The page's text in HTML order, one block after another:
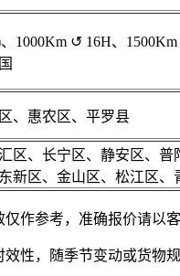
1000Km ↺ 16H、1500Km
、惠农区、平罗县
区、长宁区、静安区、
新区、金山区、松江区
仅作参考，准确报价请以
效性，随季节变动或货物